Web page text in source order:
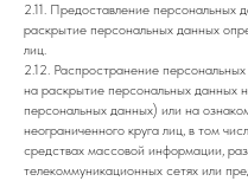
2.11. Предоставление персональных
раскрытие персональных данных
лиц.
2.12. Распространение
на раскрытие персональных данных
персональных данных) или на
неограниченного круга лиц, в том
средствах массовой информации,
телекоммуникационных сетях или